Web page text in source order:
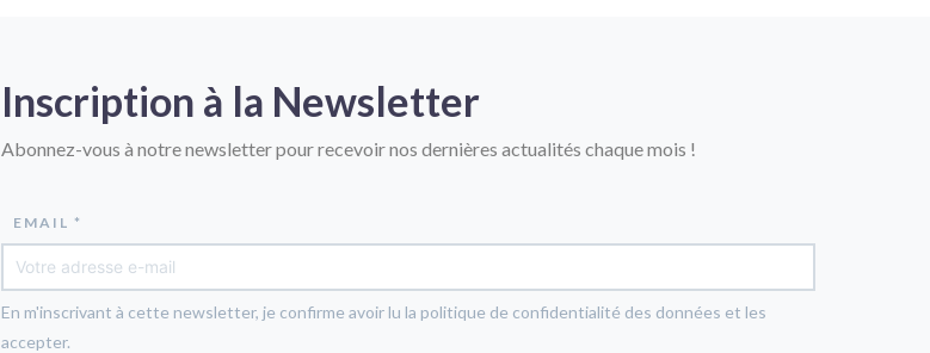
Inscription à la Newsletter
Abonnez-vous à notre newsletter pour recevoir nos dernières actualités chaque mois !
EMAIL *
En m'inscrivant à cette newsletter, je confirme avoir lu la politique de confidentialité des données et les
accepter.